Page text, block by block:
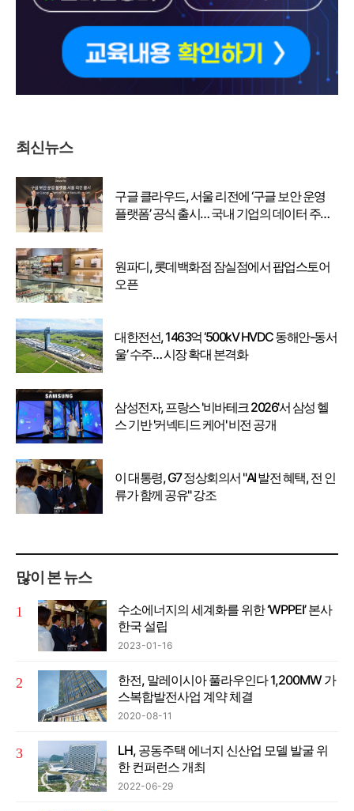
최신뉴스
구글 클라우드, 서울 리전에 ‘구글 보안 운영
플랫폼’ 공식 출시… 국내 기업의 데이터 주권
원파디, 롯데백화점 잠실점에서 팝업스토어
오픈
대한전선, 1463억 ‘500kV HVDC 동해안-동서
울’ 수주… 시장 확대 본격화
삼성전자, 프랑스 '비바테크 2026'서 삼성 헬
스 기반 '커넥티드 케어' 비전 공개
이 대통령, G7 정상회의서 "AI 발전 혜택, 전 인
류가 함께 공유" 강조
많이 본 뉴스
수소에너지의 세계화를 위한 ‘WPPEI’ 본사
한국 설립
2023-01-16
한전, 말레이시아 풀라우인다 1,200MW 가
스복합발전사업 계약 체결
2020-08-11
LH, 공동주택 에너지 신산업 모델 발굴 위
한 컨퍼런스 개최
2022-06-29